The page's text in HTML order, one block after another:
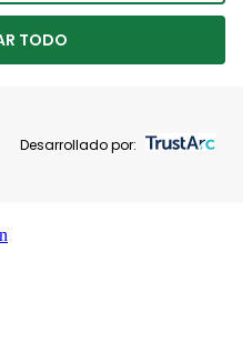
TODO
Desarrollado por: